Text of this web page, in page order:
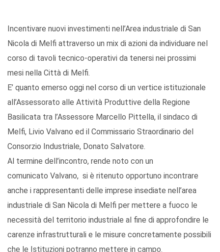
Incentivare nuovi investimenti nell’Area industriale di San
Nicola di Melfi attraverso un mix di azioni da individuare nel
corso di tavoli tecnico-operativi da tenersi nei prossimi
mesi nella Città di Melfi.
E’ quanto emerso oggi nel corso di un vertice istituzionale
all’Assessorato alle Attività Produttive della Regione
Basilicata tra l’Assessore Marcello Pittella, il sindaco di
Melfi, Livio Valvano ed il Commissario Straordinario del
Consorzio Industriale, Donato Salvatore.
Al termine dell’incontro, rende noto con un
comunicato Valvano, si è ritenuto opportuno incontrare
anche i rappresentanti delle imprese insediate nell’area
industriale di San Nicola di Melfi per mettere a fuoco le
necessità del territorio industriale al fine di approfondire le
carenze infrastrutturali e le misure concretamente possibili
che le Istituzioni potranno mettere in campo.